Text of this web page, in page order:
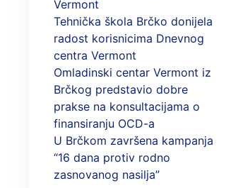
Vermont
Tehnička škola Brčko donijela
radost korisnicima Dnevnog
centra Vermont
Omladinski centar Vermont iz
Brčkog predstavio dobre
prakse na konsultacijama o
finansiranju OCD-a
U Brčkom završena kampanja
“16 dana protiv rodno
zasnovanog nasilja”